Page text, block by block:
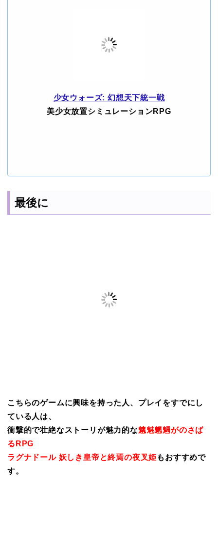
少女ウォーズ: 幻想天下統一戦
美少女放置シミュレーションRPG
最後に
こちらのゲームに興味を持った人、プレイをすでにし
ている人は、
衝撃的で壮絶なストーリが魅力的な魑魅魍魎がのさば
るRPG
ラグナドール 妖しき皇帝と終焉の夜叉姫 もおすすめで
す。